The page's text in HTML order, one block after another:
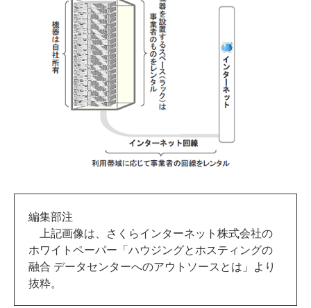
編集部注
上記画像は、さくらインターネット株式会社の
ホワイトペーパー「ハウジングとホスティングの
融合 データセンターへのアウトソースとは」より
抜粋。